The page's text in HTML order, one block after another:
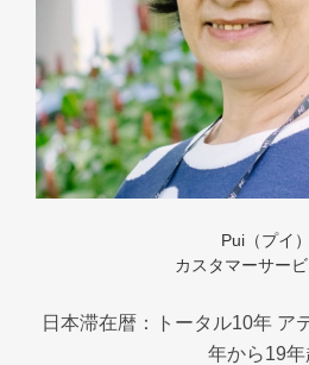
Pui（プイ）
カスタマーサー
日本滞在暦：トータル10年 ア
年から19年